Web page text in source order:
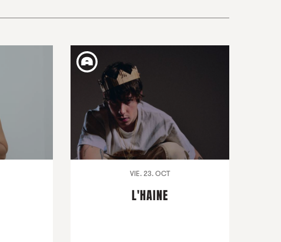
VIE. 23. OCT
L'HAINE